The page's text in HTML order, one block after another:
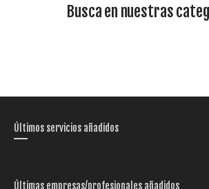
Busca en nuestras
Últimos servicios añadidos
Últimas empresas/profesionales añadidos